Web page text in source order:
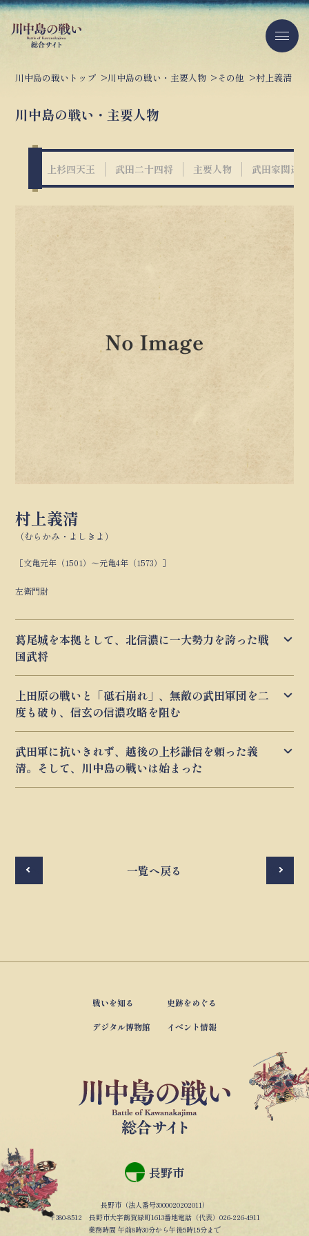
川中島の戦いトップ 川中島の戦い・主要人物 その他 村上義清
川中島の戦い・主要人物
上杉四天王 武田二十四将 主要人物 武田家関連
村上義清
（むらかみ・よしきよ）
［文亀元年（1501）～元亀4年（1573）］
左衛門尉
葛尾城を本拠として、北信濃に一大勢力を誇った戦
国武将
上田原の戦いと「砥石崩れ」、無敵の武田軍団を二
度も破り、信玄の信濃攻略を阻む
武田軍に抗いきれず、越後の上杉謙信を頼った義
清。そして、川中島の戦いは始まった
前へ 一覧へ戻る 次へ
戦いを知る 史跡をめぐる
デジタル博物館 イベント情報
長野市
長野市（法人番号3000020202011）
〒380-8512 長野市大字鶴賀緑町1613番地電話（代表）026-226-4911
業務時間 午前8時30分から午後5時15分まで